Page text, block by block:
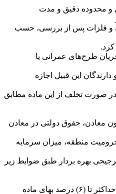
و محدوده دقیق و مدت
و فلزات پس از بررسی، حسب
مجریان طرح‌های عمرانی یا
این قبیل اجازه
در صورت تخلف از این ماده مطابق
در اجرای ماده (۱۴) قانون معادن، حقوق دولتی در معادن
منطقه، میزان سرمایه
بهره بردار طبق ضوابط زیر
‌الف ـ در مورد معادن زیر زمینی حداکثر تا (۶) درصد بهای ماده